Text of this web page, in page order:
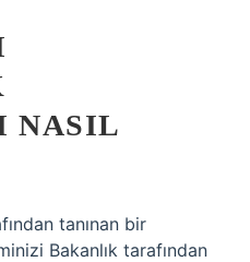
NASIL
tanınan bir
Bakanlık tarafından